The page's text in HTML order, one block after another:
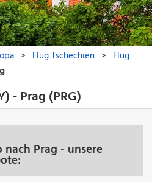
- Prag (PRG)
nach Prag - unsere